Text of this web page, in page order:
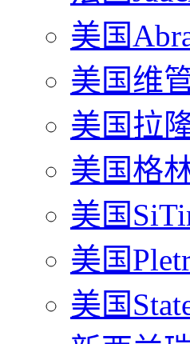
美国
美国维
美国拉
美国格
美国
美国
美国